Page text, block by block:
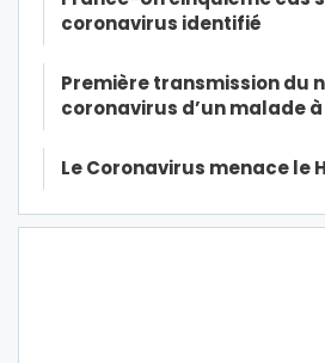
coronavirus identifié
Première transmission du
coronavirus d’un malade
Le Coronavirus menace le